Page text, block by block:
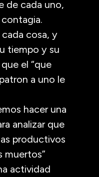
de cada uno,
cada cosa, y
tiempo y su
el “que
a uno le
hacer una
analizar que
productivos
muertos”
actividad